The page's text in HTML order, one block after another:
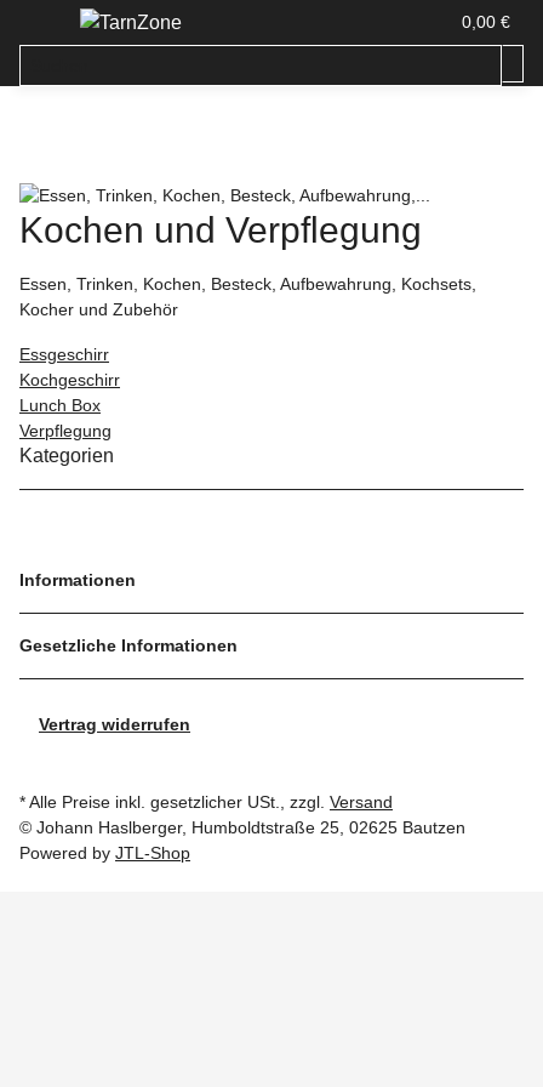
0,00 €
Kochen und Verpflegung
Essen, Trinken, Kochen, Besteck, Aufbewahrung, Kochsets,
Kocher und Zubehör
Essgeschirr
Kochgeschirr
Lunch Box
Verpflegung
Kategorien
Informationen
Gesetzliche Informationen
Vertrag widerrufen
* Alle Preise inkl. gesetzlicher USt., zzgl. Versand
© Johann Haslberger, Humboldtstraße 25, 02625 Bautzen
Powered by JTL-Shop